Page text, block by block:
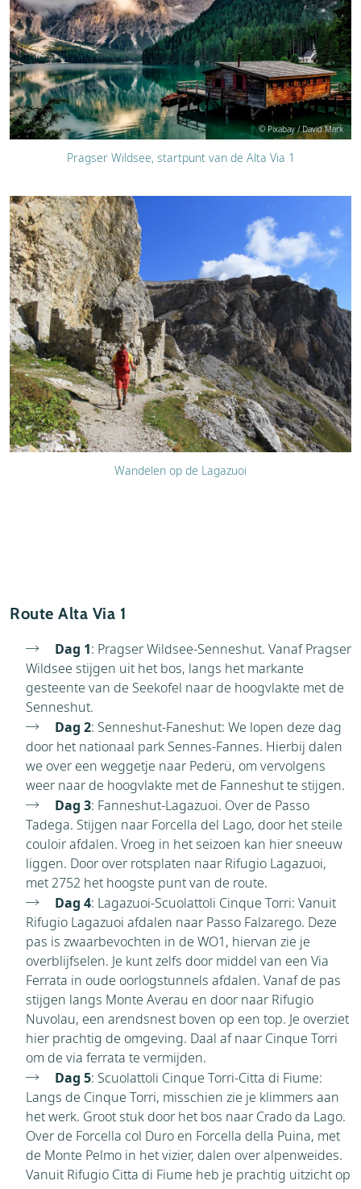
© Pixabay / David Mark
Pragser Wildsee, startpunt van de Alta Via 1
Wandelen op de Lagazuoi
Route Alta Via 1
Dag 1: Pragser Wildsee-Senneshut. Vanaf Pragser
Wildsee stijgen uit het bos, langs het markante
gesteente van de Seekofel naar de hoogvlakte met de
Senneshut.
Dag 2: Senneshut-Faneshut: We lopen deze dag
door het nationaal park Sennes-Fannes. Hierbij dalen
we over een weggetje naar Pederü, om vervolgens
weer naar de hoogvlakte met de Fanneshut te stijgen.
Dag 3: Fanneshut-Lagazuoi. Over de Passo
Tadega. Stijgen naar Forcella del Lago, door het steile
couloir afdalen. Vroeg in het seizoen kan hier sneeuw
liggen. Door over rotsplaten naar Rifugio Lagazuoi,
met 2752 het hoogste punt van de route.
Dag 4: Lagazuoi-Scuolattoli Cinque Torri: Vanuit
Rifugio Lagazuoi afdalen naar Passo Falzarego. Deze
pas is zwaarbevochten in de WO1, hiervan zie je
overblijfselen. Je kunt zelfs door middel van een Via
Ferrata in oude oorlogstunnels afdalen. Vanaf de pas
stijgen langs Monte Averau en door naar Rifugio
Nuvolau, een arendsnest boven op een top. Je overziet
hier prachtig de omgeving. Daal af naar Cinque Torri
om de via ferrata te vermijden.
Dag 5: Scuolattoli Cinque Torri-Citta di Fiume:
Langs de Cinque Torri, misschien zie je klimmers aan
het werk. Groot stuk door het bos naar Crado da Lago.
Over de Forcella col Duro en Forcella della Puina, met
de Monte Pelmo in het vizier, dalen over alpenweides.
Vanuit Rifugio Citta di Fiume heb je prachtig uitzicht op